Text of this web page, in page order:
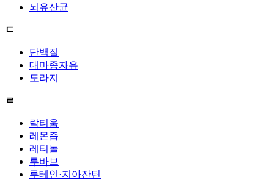
뇌유산균
ㄷ
단백질
대마종자유
도라지
ㄹ
락티움
레몬즙
레티놀
루바브
루테인·지아잔틴